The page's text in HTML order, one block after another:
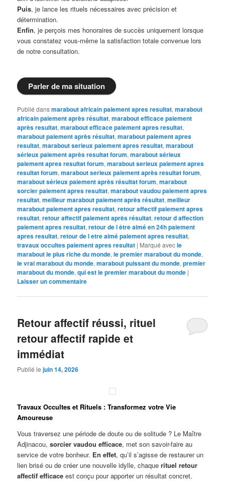
Puis, je lance les rituels nécessaires avec précision et
détermination.
Enfin, je perçois mes honoraires de succès uniquement lorsque
vous constatez vous-même la satisfaction totale convenue lors
de notre consultation.
Parler de ma situation
Publié dansmarabout africain paiement apres resultat,marabout
africain paiement après résultat,marabout efficace paiement
après resultat,marabout efficace paiement apres resultat,
marabout paiement après résultat,marabout paiement apres
resultat,marabout serieux paiement apres resultat,marabout
sérieux paiement après resultat forum,marabout sérieux
paiement apres resultat forum,marabout serieux paiement apres
resultat forum,marabout serieux paiement après resultat forum,
marabout sérieux paiement après résultat forum,marabout
sorcier paiement apres resultat,marabout vaudou paiement apres
resultat,meilleur marabout paiement après résultat,meilleur
marabout paiement apres resultat,retour affectif paiement apres
resultat,retour affectif paiement après résultat,retour d affection
paiement apres resultat,retour de l être aimé en 24h paiement
apres resultat,retour de l etre aimé paiement apres resultat,
travaux occultes paiement apres resultat | Marqué avecle
marabout le plus riche du monde,le premier marabout du monde,
le vrai marabout du monde,marabout puissant du monde,premier
marabout du monde,qui est le premier marabout du monde |
Laisser un commentaire
Retour affectif réussi, rituel
retour affectif rapide et
immédiat
Publié lejuin 14, 2026
Travaux Occultes et Rituels : Transformez votre Vie
Amoureuse
Vous traversez une période de doute ou de solitude ? Le Maître
Adjinacou,sorcier vaudou efficace, met son savoir-faire au
service de votre bonheur. En effet, qu’il s’agisse de restaurer un
lien brisé ou de créer une nouvelle idylle, chaquerituel retour
affectif efficace est conçu pour apporter un résultat concret.